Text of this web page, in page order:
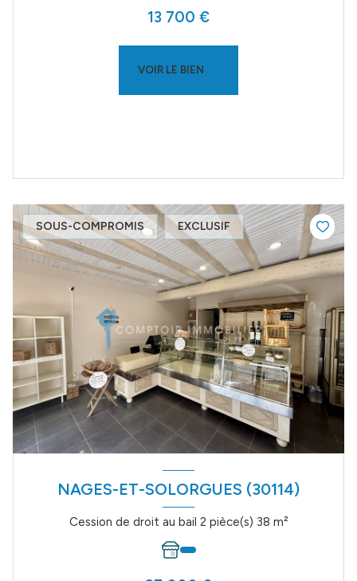
13 700 €
VOIR LE BIEN
SOUS-COMPROMIS EXCLUSIF
NAGES-ET-SOLORGUES (30114)
Cession de droit au bail 2 pièce(s) 38 m²